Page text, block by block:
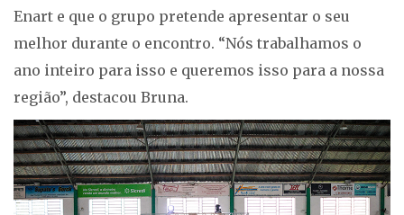
Enart e que o grupo pretende apresentar o seu
melhor durante o encontro. “Nós trabalhamos o
ano inteiro para isso e queremos isso para a nossa
região”, destacou Bruna.